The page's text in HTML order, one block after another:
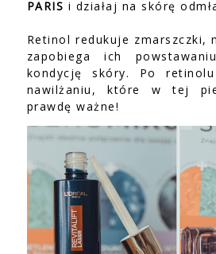
PARIS i działaj na skórę
Retinol redukuje zmarszczki,
zapobiega ich
kondycję skóry. Po
nawilżaniu, które w tej
prawdę ważne!